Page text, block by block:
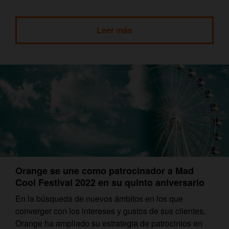
Leer más
Orange se une como patrocinador a Mad
Cool Festival 2022 en su quinto aniversario
En la búsqueda de nuevos ámbitos en los que
converger con los intereses y gustos de sus clientes,
Orange ha ampliado su estrategia de patrocinios en